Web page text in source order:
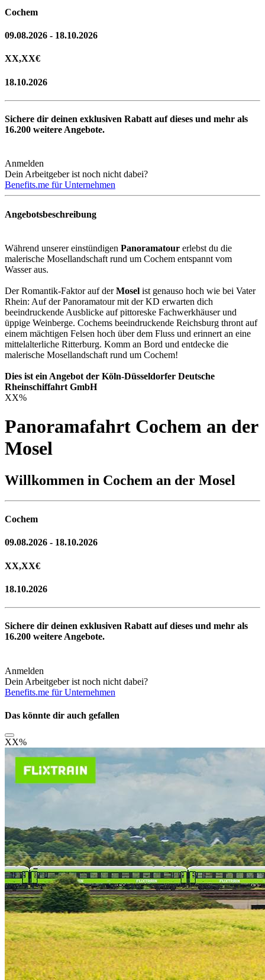
Cochem
09.08.2026 - 18.10.2026
XX,XX€
18.10.2026
Sichere dir deinen exklusiven Rabatt auf dieses und mehr als
16.200 weitere Angebote.
Anmelden
Dein Arbeitgeber ist noch nicht dabei?
Benefits.me für Unternehmen
Angebotsbeschreibung
Während unserer einstündigen Panoramatour erlebst du die
malerische Mosellandschaft rund um Cochem entspannt vom
Wasser aus.
Der Romantik-Faktor auf derMosel ist genauso hoch wie bei Vater
Rhein: Auf der Panoramatour mit der KD erwarten dich
beeindruckende Ausblicke auf pittoreske Fachwerkhäuser und
üppige Weinberge. Cochems beeindruckende Reichsburg thront auf
einem mächtigen Felsen hoch über dem Fluss und erinnert an eine
mittelalterliche Ritterburg. Komm an Bord und entdecke die
malerische Mosellandschaft rund um Cochem!
Dies ist ein Angebot der Köln-Düsseldorfer Deutsche
Rheinschiffahrt GmbH
XX%
Panoramafahrt Cochem an der
Mosel
Willkommen in Cochem an der Mosel
Cochem
09.08.2026 - 18.10.2026
XX,XX€
18.10.2026
Sichere dir deinen exklusiven Rabatt auf dieses und mehr als
16.200 weitere Angebote.
Anmelden
Dein Arbeitgeber ist noch nicht dabei?
Benefits.me für Unternehmen
Das könnte dir auch gefallen
XX%